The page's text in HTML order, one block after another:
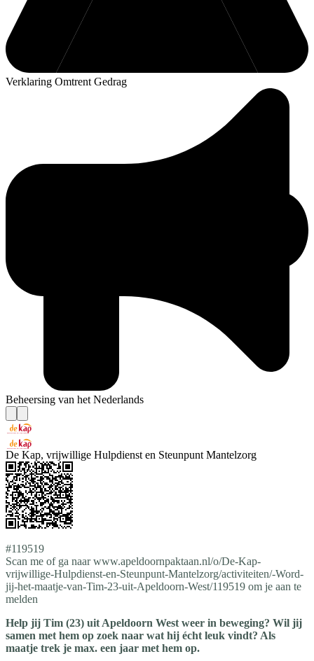
Verklaring Omtrent Gedrag
Beheersing van het Nederlands
De Kap, vrijwillige Hulpdienst en Steunpunt Mantelzorg
#119519
Scan me of ga naar www.apeldoornpaktaan.nl/o/De-Kap-
vrijwillige-Hulpdienst-en-Steunpunt-Mantelzorg/activiteiten/-Word-
jij-het-maatje-van-Tim-23-uit-Apeldoorn-West/119519 om je aan te
melden
Help jij Tim (23) uit Apeldoorn West weer in beweging? Wil jij
samen met hem op zoek naar wat hij écht leuk vindt? Als
maatje trek je max. een jaar met hem op.